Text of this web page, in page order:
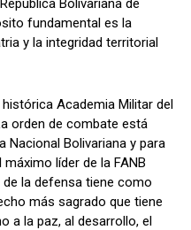
Bolivariana de
fundamental es la
y la integridad territorial
Academia Militar del
orden de combate está
Nacional Bolivariana y para
máximo líder de la FANB
la defensa tiene como
más sagrado que tiene
a la paz, al desarrollo, el